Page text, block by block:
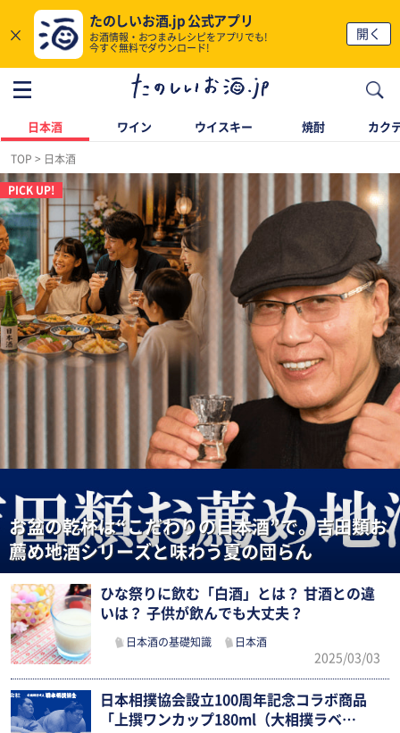
×
たのしいお酒.jp 公式アプリ
お酒情報・おつまみレシピをアプリでも!
今すぐ無料でダウンロード!
開く
日本酒 ワイン ウイスキー 焼酎 カク
TOP 日本酒
お盆の乾杯は“こだわりの日本酒”で。吉田類お
薦め地酒シリーズと味わう夏の団らん
ひな祭りに飲む「白酒」とは？ 甘酒との違
いは？ 子供が飲んでも大丈夫？
日本酒の基礎知識 日本酒
2025/03/03
日本相撲協会設立100周年記念コラボ商品
「上撰ワンカップ180ml（大相撲ラベ…